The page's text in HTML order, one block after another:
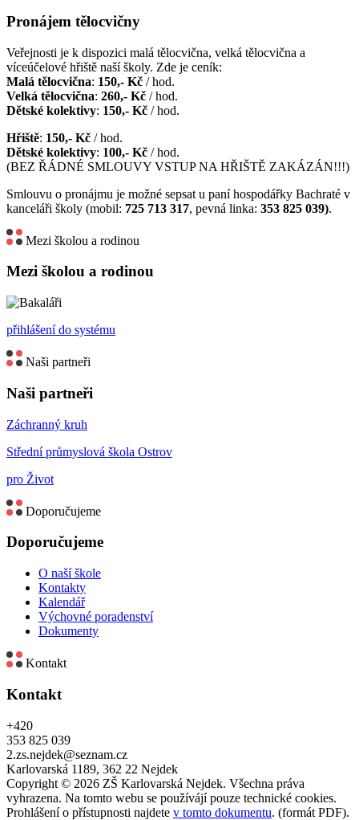
Pronájem tělocvičny
Veřejnosti je k dispozici malá tělocvična, velká tělocvična a
víceúčelové hřiště naší školy. Zde je ceník:
Malá tělocvična: 150,- Kč / hod.
Velká tělocvična: 260,- Kč / hod.
Dětské kolektivy: 150,- Kč / hod.
Hřiště: 150,- Kč / hod.
Dětské kolektivy: 100,- Kč / hod.
(BEZ ŘÁDNÉ SMLOUVY VSTUP NA HŘIŠTĚ ZAKÁZÁN!!!)
Smlouvu o pronájmu je možné sepsat u paní hospodářky Bachraté v
kanceláři školy (mobil: 725 713 317, pevná linka: 353 825 039).
Mezi školou a rodinou
Mezi školou a rodinou
přihlášení do systému
Naši partneři
Naši partneři
Záchranný kruh
Střední průmyslová škola Ostrov
pro Život
Doporučujeme
Doporučujeme
O naší škole
Kontakty
Kalendář
Výchovné poradenství
Dokumenty
Kontakt
Kontakt
+420
353 825 039
2.zs.nejdek@seznam.cz
Karlovarská 1189, 362 22 Nejdek
Copyright © 2026 ZŠ Karlovarská Nejdek. Všechna práva
vyhrazena. Na tomto webu se používájí pouze technické cookies.
Prohlášení o přístupnosti najdete v tomto dokumentu. (formát PDF).